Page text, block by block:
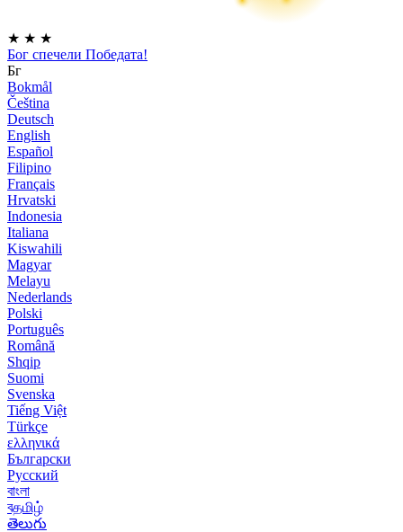
★ ★ ★
Бог спечели Победата!
Бг
Bokmål
Čeština
Deutsch
English
Español
Filipino
Français
Hrvatski
Indonesia
Italiana
Kiswahili
Magyar
Melayu
Nederlands
Polski
Português
Română
Shqip
Suomi
Svenska
Tiếng Việt
Türkçe
ελληνικά
Български
Русский
বাংলা
বதமிழ்
తెలుగు